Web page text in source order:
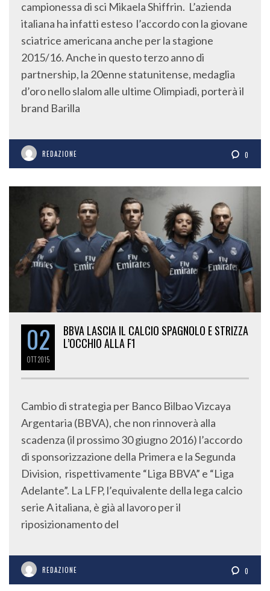
campionessa di sci Mikaela Shiffrin. L’azienda
italiana ha infatti esteso l’accordo con la giovane
sciatrice americana anche per la stagione
2015/16. Anche in questo terzo anno di
partnership, la 20enne statunitense, medaglia
d’oro nello slalom alle ultime Olimpiadi, porterà il
brand Barilla
REDAZIONE 0
02
OTT2015
BBVA LASCIA IL CALCIO SPAGNOLO E STRIZZA
L’OCCHIO ALLA F1
Cambio di strategia per Banco Bilbao Vizcaya
Argentaria (BBVA), che non rinnoverà alla
scadenza (il prossimo 30 giugno 2016) l’accordo
di sponsorizzazione della Primera e la Segunda
Division, rispettivamente “Liga BBVA” e “Liga
Adelante”. La LFP, l’equivalente della lega calcio
serie A italiana, è già al lavoro per il
riposizionamento del
REDAZIONE 0